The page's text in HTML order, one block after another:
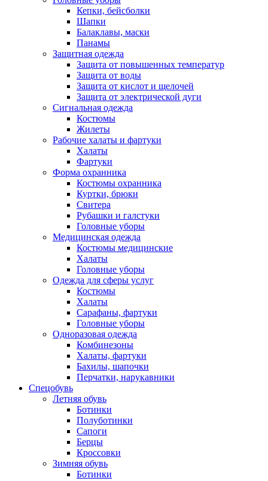
Кепки, бейсболки
Шапки
Балаклавы, маски
Панамы
Защитная одежда
Защита от повышенных температур
Защита от воды
Защита от кислот и щелочей
Защита от электрической дуги
Сигнальная одежда
Костюмы
Жилеты
Рабочие халаты и фартуки
Халаты
Фартуки
Форма охранника
Костюмы охранника
Куртки, брюки
Свитера
Рубашки и галстуки
Головные уборы
Медицинская одежда
Костюмы медицинские
Халаты
Головные уборы
Одежда для сферы услуг
Костюмы
Халаты
Сарафаны, фартуки
Головные уборы
Одноразовая одежда
Комбинезоны
Халаты, фартуки
Бахилы, шапочки
Перчатки, нарукавники
Спецобувь
Летняя обувь
Ботинки
Полуботинки
Сапоги
Берцы
Кроссовки
Зимняя обувь
Ботинки